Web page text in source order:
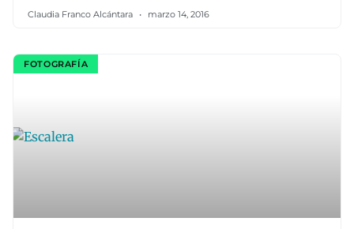
Claudia Franco Alcántara marzo 14, 2016
FOTOGRAFÍA